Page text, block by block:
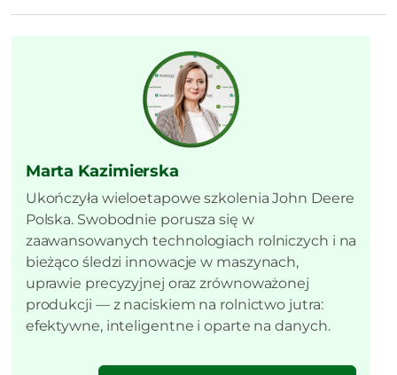
Marta Kazimierska
Ukończyła wieloetapowe szkolenia John Deere
Polska. Swobodnie porusza się w
zaawansowanych technologiach rolniczych i na
bieżąco śledzi innowacje w maszynach,
uprawie precyzyjnej oraz zrównoważonej
produkcji — z naciskiem na rolnictwo jutra:
efektywne, inteligentne i oparte na danych.